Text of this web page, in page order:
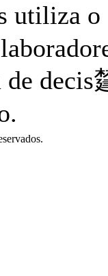
utiliza o
de